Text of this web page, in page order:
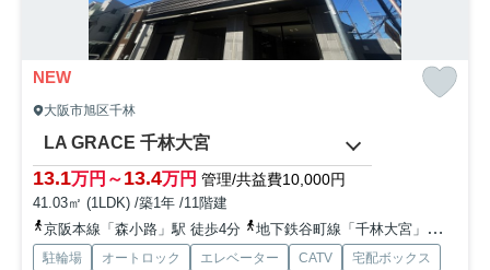
NEW
大阪市旭区千林
LA GRACE 千林大宮
13.1万円～13.4万円 管理/共益費10,000円
41.03㎡ (1LDK) /築1年 /11階建
京阪本線「森小路」駅 徒歩4分
地下鉄谷町線「千林大宮」駅 徒歩6分
駐輪場 オートロック エレベーター CATV
宅配ボックス